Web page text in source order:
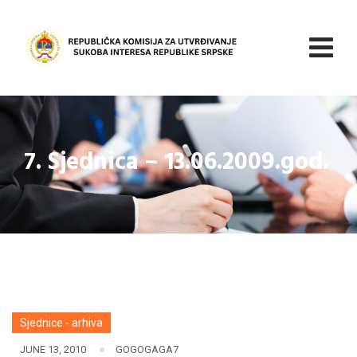
content
7. Sjednica – 13.06.2009.god.
Sjednice - arhiva
JUNE 13, 2010 GOGOGAGA7